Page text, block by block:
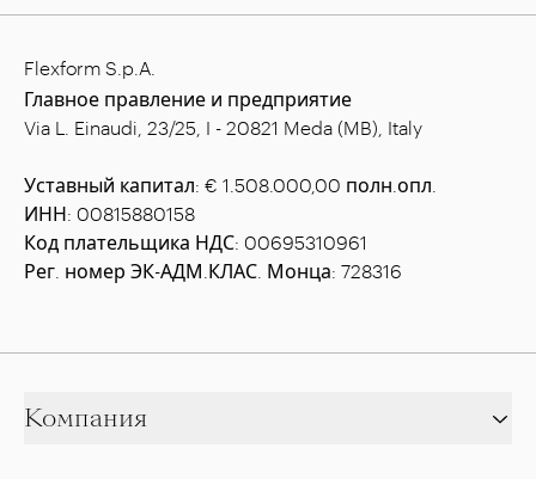
Flexform S.p.A.
Главное правление и предприятие
Via L. Einaudi, 23/25, I - 20821 Meda (MB), Italy
Уставный капитал: € 1.508.000,00 полн.опл.
ИНН: 00815880158
Код плательщика НДС: 00695310961
Рег. номер ЭК-АДМ.КЛАС. Монца: 728316
Компания